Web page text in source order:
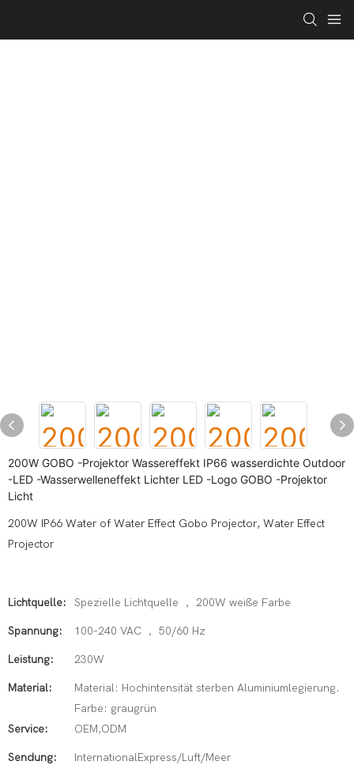
200W GOBO -Projektor Wassereffekt IP66 wasserdichte Outdoor
-LED -Wasserwelleneffekt Lichter LED -Logo GOBO -Projektor
Licht
200W IP66 Water of Water Effect Gobo Projector, Water Effect
Projector
Lichtquelle: Spezielle Lichtquelle ， 200W weiße Farbe
Spannung: 100-240 VAC ， 50/60 Hz
Leistung: 230W
Material:
Material: Hochintensität sterben Aluminiumlegierung.
Farbe: graugrün
Service:
OEM,ODM
Sendung: InternationalExpress/Luft/Meer